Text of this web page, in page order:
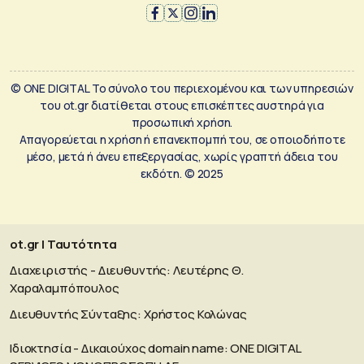
© ONE DIGITAL Το σύνολο του περιεχομένου και των υπηρεσιών
του ot.gr διατίθεται στους επισκέπτες αυστηρά για
προσωπική χρήση.
Απαγορεύεται η χρήση ή επανεκπομπή του, σε οποιοδήποτε
μέσο, μετά ή άνευ επεξεργασίας, χωρίς γραπτή άδεια του
εκδότη. © 2025
ot.gr | Ταυτότητα
Διαχειριστής - Διευθυντής: Λευτέρης Θ.
Χαραλαμπόπουλος
Διευθυντής Σύνταξης: Χρήστος Κολώνας
Ιδιοκτησία - Δικαιούχος domain name: ΟΝΕ DIGITAL